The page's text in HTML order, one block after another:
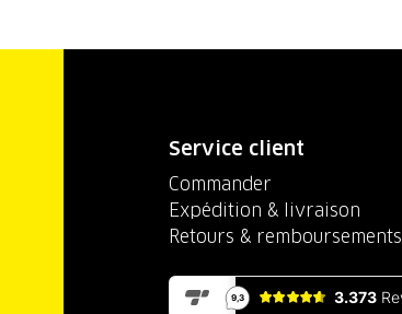
Service client
Commander
Expédition & livraison
Retours & remboursements